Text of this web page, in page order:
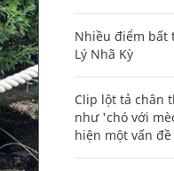
Nhiều điểm bất
Lý Nhã Kỳ
Clip lột tả chân
như 'chó với
hiện một vấn